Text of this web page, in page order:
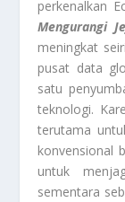
perkenalkan
Mengurangi
meningkat
pusat data
satu
teknologi.
terutama
konvensional
untuk
sementara